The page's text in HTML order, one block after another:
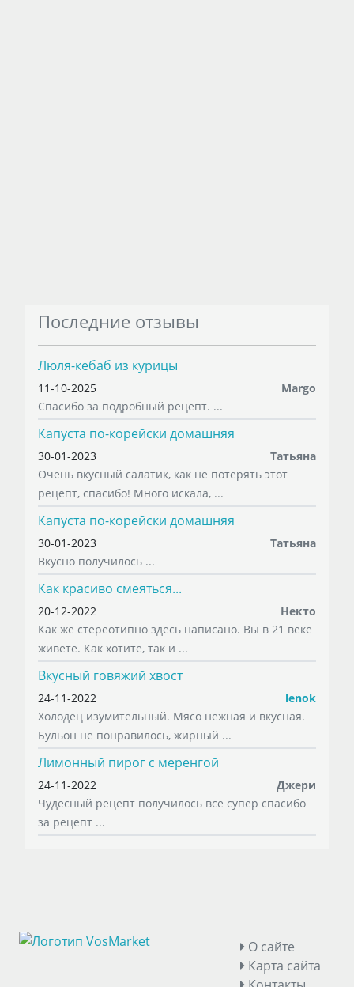
Последние отзывы
Люля-кебаб из курицы
11-10-2025
Margo
Спасибо за подробный рецепт. ...
Капуста по-корейски домашняя
30-01-2023
Татьяна
Очень вкусный салатик, как не потерять этот
рецепт, спасибо! Много искала, ...
Капуста по-корейски домашняя
30-01-2023
Татьяна
Вкусно получилось ...
Как красиво смеяться...
20-12-2022
Некто
Как же стереотипно здесь написано. Вы в 21 веке
живете. Как хотите, так и ...
Вкусный говяжий хвост
24-11-2022
lenok
Холодец изумительный. Мясо нежная и вкусная.
Бульон не понравилось, жирный ...
Лимонный пирог с меренгой
24-11-2022
Джери
Чудесный рецепт получилось все супер спасибо
за рецепт ...
О сайте
Карта сайта